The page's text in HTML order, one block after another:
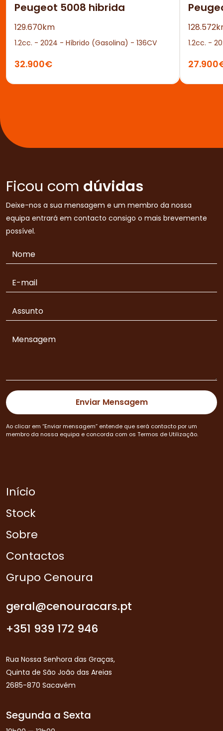
Peugeot 5008 hibrida
129.670km
1.2cc. - 2024 - Híbrido (Gasolina) - 136CV
32.900€
1.2cc. -
Ficou com dúvidas
Deixe-nos a sua mensagem e um membro da nossa
equipa entrará em contacto consigo o mais brevemente
possível.
Ao clicar em “Enviar mensagem” entende que será contacto por um
membro da nossa equipa e concorda com os Termos de Utilização.
Início
Stock
Sobre
Contactos
Grupo Cenoura
geral@cenouracars.pt
+351 939 172 946
Rua Nossa Senhora das Graças,
Quinta de São João das Areias
2685-870 Sacavém
Segunda a Sexta